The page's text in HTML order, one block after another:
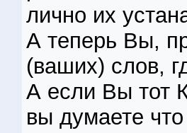
лично их
А теперь Вы,
(ваших) слов,
А если Вы тот
вы думаете